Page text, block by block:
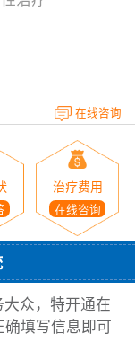
在线咨询
治疗费用
在线咨询
众，特开通在
填写信息即可